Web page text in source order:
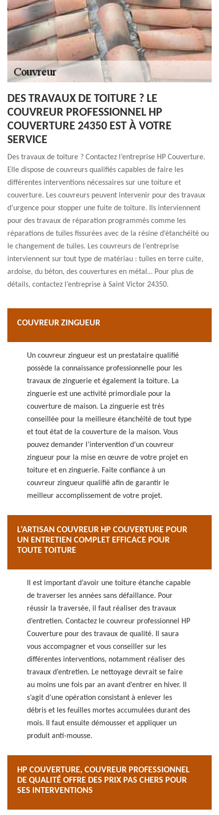
DES TRAVAUX DE TOITURE ? LE
COUVREUR PROFESSIONNEL HP
COUVERTURE 24350 EST À VOTRE
SERVICE
Des travaux de toiture ? Contactez l’entreprise HP Couverture.
Elle dispose de couvreurs qualifiés capables de faire les
différentes interventions nécessaires sur une toiture et
couverture. Les couvreurs peuvent intervenir pour des travaux
d’urgence pour stopper une fuite de toiture. Ils interviennent
pour des travaux de réparation programmés comme les
réparations de tuiles fissurées avec de la résine d’étanchéité ou
le changement de tuiles. Les couvreurs de l’entreprise
interviennent sur tout type de matériau : tuiles en terre cuite,
ardoise, du béton, des couvertures en métal… Pour plus de
détails, contactez l’entreprise à Saint Victor 24350.
COUVREUR ZINGUEUR
Un couvreur zingueur est un prestataire qualifié
possède la connaissance professionnelle pour les
travaux de zinguerie et également la toiture. La
zinguerie est une activité primordiale pour la
couverture de maison. La zinguerie est très
conseillée pour la meilleure étanchéité de tout type
et tout état de la couverture de la maison. Vous
pouvez demander l’intervention d’un couvreur
zingueur pour la mise en œuvre de votre projet en
toiture et en zinguerie. Faite confiance à un
couvreur zingueur qualifié afin de garantir le
meilleur accomplissement de votre projet.
L’ARTISAN COUVREUR HP COUVERTURE POUR
UN ENTRETIEN COMPLET EFFICACE POUR
TOUTE TOITURE
Il est important d’avoir une toiture étanche capable
de traverser les années sans défaillance. Pour
réussir la traversée, il faut réaliser des travaux
d’entretien. Contactez le couvreur professionnel HP
Couverture pour des travaux de qualité. Il saura
vous accompagner et vous conseiller sur les
différentes interventions, notamment réaliser des
travaux d’entretien. Le nettoyage devrait se faire
au moins une fois par an avant d’entrer en hiver. Il
s’agit d’une opération consistant à enlever les
débris et les feuilles mortes accumulées durant des
mois. Il faut ensuite démousser et appliquer un
produit anti-mousse.
HP COUVERTURE, COUVREUR PROFESSIONNEL
DE QUALITÉ OFFRE DES PRIX PAS CHERS POUR
SES INTERVENTIONS